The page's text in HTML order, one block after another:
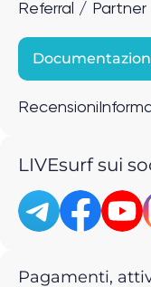
Referral / Partner
Recensioni
LIVEsurf sui
Pagamenti,